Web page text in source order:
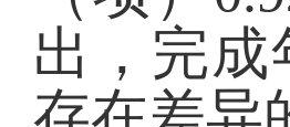
出，完成